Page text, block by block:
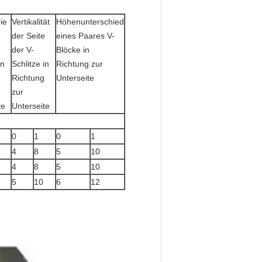
Vertikalität
der Seite
der V-
Schlitze in
Richtung
zur
Unterseite
Höhenunterschied
eines Paares V-
Blöcke in
Richtung zur
Unterseite
0 1 0
1
4 8 5
10
4 8 5
10
5 10 6 12